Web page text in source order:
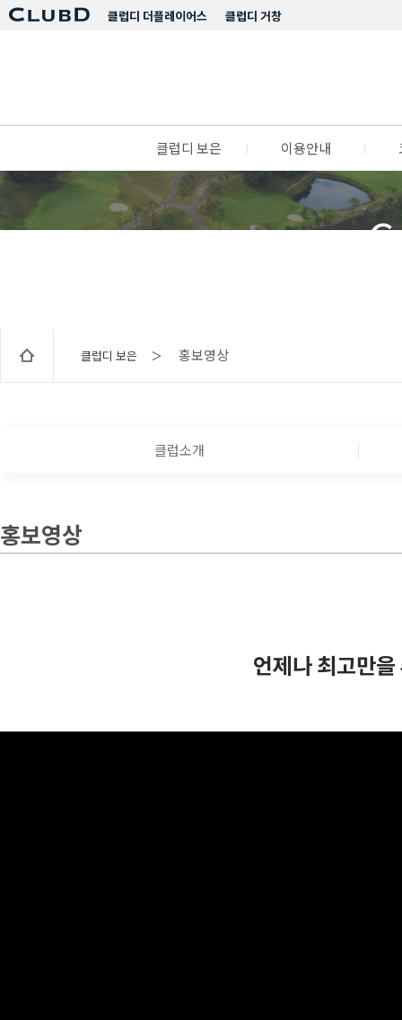
클럽디 거창
클럽디 더플레이어스
클럽디 보은 이용안내
클럽디 보은 ＞ 홍보영상
클럽소개
홍보영상
언제나 최고만